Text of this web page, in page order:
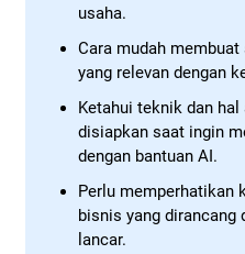
usaha.
Cara mudah
yang relevan dengan
Ketahui teknik dan
disiapkan saat ingin
dengan bantuan AI.
Perlu memperhatikan
bisnis yang dirancang
lancar.